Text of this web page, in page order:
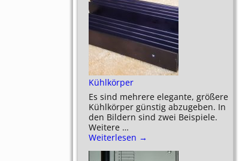
Kühlkörper
Es sind mehrere elegante, größere
Kühlkörper günstig abzugeben. In
den Bildern sind zwei Beispiele.
Weitere …
Weiterlesen →